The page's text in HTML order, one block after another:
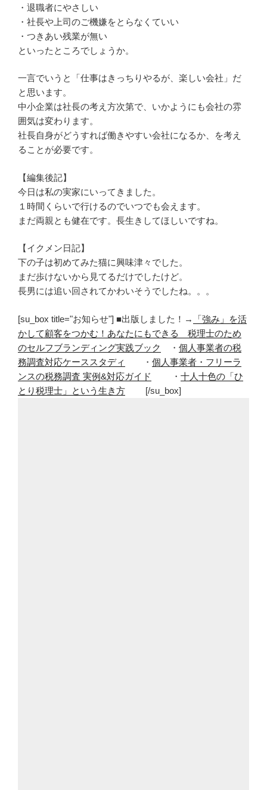
・退職者にやさしい
・社長や上司のご機嫌をとらなくていい
・つきあい残業が無い
といったところでしょうか。
一言でいうと「仕事はきっちりやるが、楽しい会社」だ
と思います。
中小企業は社長の考え方次第で、いかようにも会社の雰
囲気は変わります。
社長自身がどうすれば働きやすい会社になるか、を考え
ることが必要です。
【編集後記】
今日は私の実家にいってきました。
１時間くらいで行けるのでいつでも会えます。
まだ両親とも健在です。長生きしてほしいですね。
【イクメン日記】
下の子は初めてみた猫に興味津々でした。
まだ歩けないから見てるだけでしたけど。
長男には追い回されてかわいそうでしたね。。。
[su_box title="お知らせ"] ■出版しました！→
「強み」を活
かして顧客をつかむ！あなたにもできる 税理士のため
のセルフブランディング実践ブック
・ 個人事業者の税
務調査対応ケーススタディ
・ 個人事業者・フリーラ
ンスの税務調査 実例&対応ガイド
・ 十人十色の「ひ
とり税理士」という生き方 [/su_box]